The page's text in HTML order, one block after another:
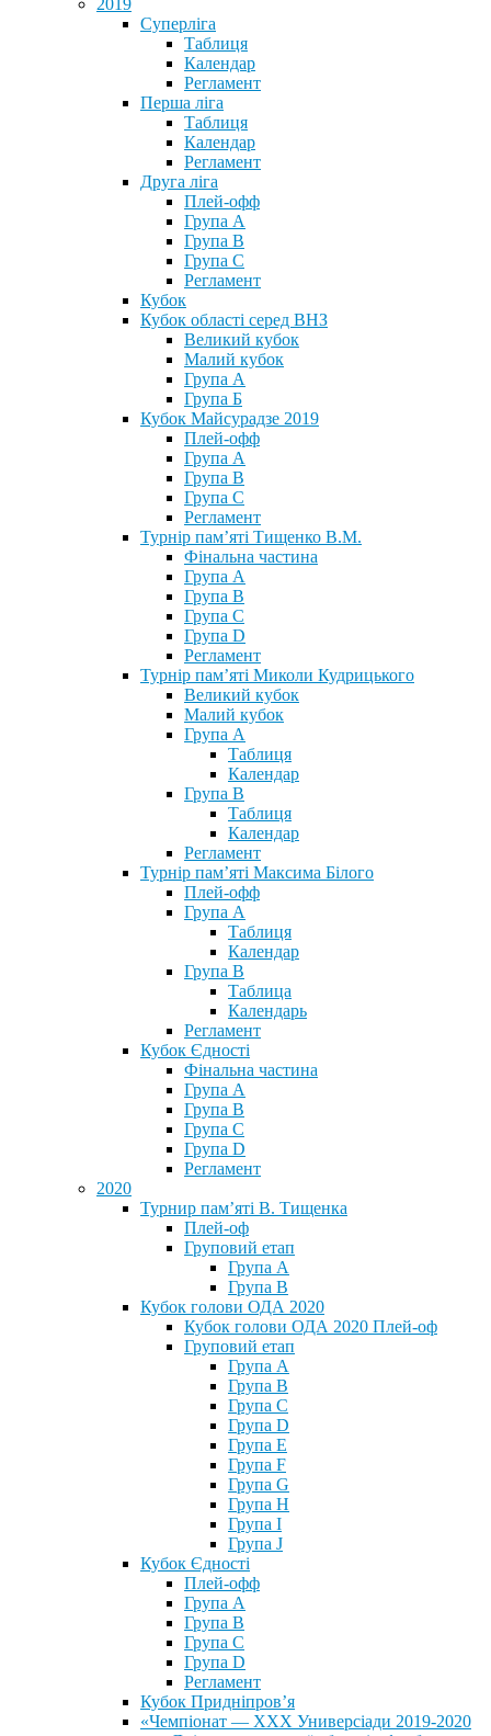
2019
Суперліга
Таблиця
Календар
Регламент
Перша ліга
Таблиця
Календар
Регламент
Друга ліга
Плей-офф
Група А
Група В
Група С
Регламент
Кубок
Кубок області серед ВНЗ
Великий кубок
Малий кубок
Група А
Група Б
Кубок Майсурадзе 2019
Плей-офф
Група А
Група В
Група С
Регламент
Турнір пам’яті Тищенко В.М.
Фінальна частина
Група А
Група В
Група С
Група D
Регламент
Турнір пам’яті Миколи Кудрицького
Великий кубок
Малий кубок
Група А
Таблиця
Календар
Група В
Таблиця
Календар
Регламент
Турнір пам’яті Максима Білого
Плей-офф
Група А
Таблиця
Календар
Група В
Таблица
Календарь
Регламент
Кубок Єдності
Фінальна частина
Група А
Група В
Група С
Група D
Регламент
2020
Турнир пам’яті В. Тищенка
Плей-оф
Груповий етап
Група А
Група В
Кубок голови ОДА 2020
Кубок голови ОДА 2020 Плей-оф
Груповий етап
Група A
Група B
Група C
Група D
Група E
Група F
Група G
Група H
Група I
Група J
Кубок Єдності
Плей-офф
Група А
Група В
Група С
Група D
Регламент
Кубок Придніпров’я
«Чемпіонат — ХХХ Универсіади 2019-2020